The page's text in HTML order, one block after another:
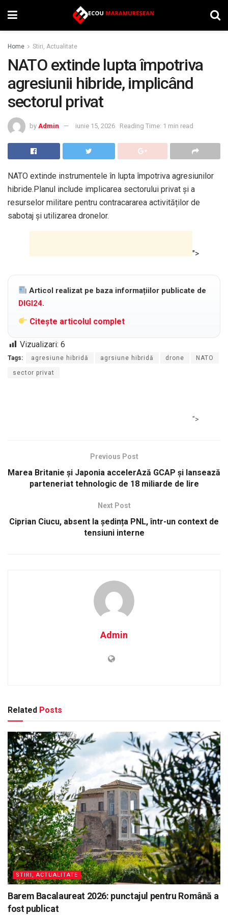
Home Stiri, Actualitate
NATO extinde lupta împotriva
agresiunii hibride, implicând
sectorul privat
by Admin iunie 15, 2026 Reading Time: 1 min read
NATO extinde instrumentele în lupta împotriva agresiunilor
hibride.Planul include implicarea sectorului privat și a
resurselor militare pentru contracararea activităților de
sabotaj și utilizarea dronelor.
">
Articol realizat pe baza informațiilor publicate de
DIGI24.
Citește articolul complet
Vizualizari: 6
Tags: agresiune hibridă agrsiune hibridă drone NATO
sector privat
">
Previous Post
Marea Britanie și Japonia accelerAză GCAP și lansează
parteneriat tehnologic de 18 miliarde de lire
Next Post
Ciprian Ciucu, absent la ședința PNL, într-un context de
tensiuni interne
Admin
Related Posts
STIRI, ACTUALITATE
Barem Bacalaureat 2026: punctajul pentru Română a
fost publicat